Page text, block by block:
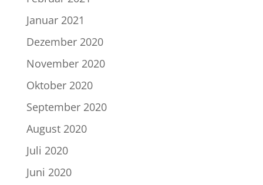
Januar 2021
Dezember 2020
November 2020
Oktober 2020
September 2020
August 2020
Juli 2020
Juni 2020